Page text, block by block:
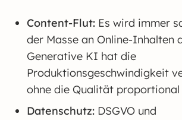
Content-Flut: Es wird immer
der Masse an Online-Inhalten
Generative KI hat die
Produktionsgeschwindigkeit
ohne die Qualität proportional
Datenschutz: DSGVO und